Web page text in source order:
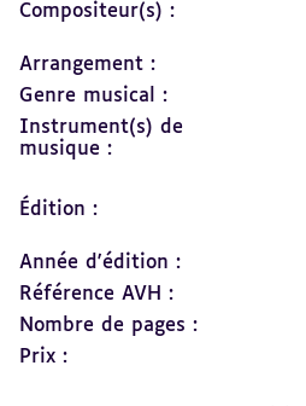
Compositeur(s) :
Arrangement :
Genre musical :
Instrument(s) de
musique :
Édition :
Année d'édition :
Référence AVH :
Nombre de pages :
Prix :